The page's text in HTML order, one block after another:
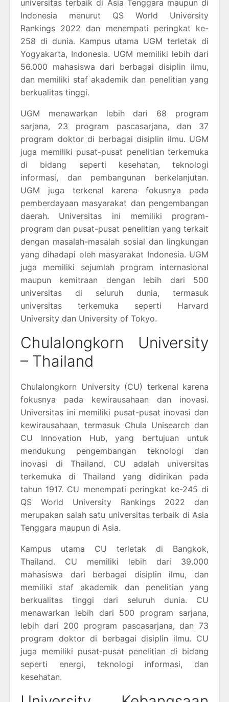
universitas terbaik di Asia Tenggara maupun di
Indonesia menurut QS World University
Rankings 2022 dan menempati peringkat ke-
258 di dunia. Kampus utama UGM terletak di
Yogyakarta, Indonesia. UGM memiliki lebih dari
56.000 mahasiswa dari berbagai disiplin ilmu,
dan memiliki staf akademik dan penelitian yang
berkualitas tinggi.
UGM menawarkan lebih dari 68 program
sarjana, 23 program pascasarjana, dan 37
program doktor di berbagai disiplin ilmu. UGM
juga memiliki pusat-pusat penelitian terkemuka
di bidang seperti kesehatan, teknologi
informasi, dan pembangunan berkelanjutan.
UGM juga terkenal karena fokusnya pada
pemberdayaan masyarakat dan pengembangan
daerah. Universitas ini memiliki program-
program dan pusat-pusat penelitian yang terkait
dengan masalah-masalah sosial dan lingkungan
yang dihadapi oleh masyarakat Indonesia. UGM
juga memiliki sejumlah program internasional
maupun kemitraan dengan lebih dari 500
universitas di seluruh dunia, termasuk
universitas terkemuka seperti Harvard
University dan University of Tokyo.
Chulalongkorn University
– Thailand
Chulalongkorn University (CU) terkenal karena
fokusnya pada kewirausahaan dan inovasi.
Universitas ini memiliki pusat-pusat inovasi dan
kewirausahaan, termasuk Chula Unisearch dan
CU Innovation Hub, yang bertujuan untuk
mendukung pengembangan teknologi dan
inovasi di Thailand. CU adalah universitas
terkemuka di Thailand yang didirikan pada
tahun 1917. CU menempati peringkat ke-245 di
QS World University Rankings 2022 dan
merupakan salah satu universitas terbaik di Asia
Tenggara maupun di Asia.
Kampus utama CU terletak di Bangkok,
Thailand. CU memiliki lebih dari 39.000
mahasiswa dari berbagai disiplin ilmu, dan
memiliki staf akademik dan penelitian yang
berkualitas tinggi dari seluruh dunia. CU
menawarkan lebih dari 500 program sarjana,
lebih dari 200 program pascasarjana, dan 73
program doktor di berbagai disiplin ilmu. CU
juga memiliki pusat-pusat penelitian di bidang
seperti energi, teknologi informasi, dan
kesehatan.